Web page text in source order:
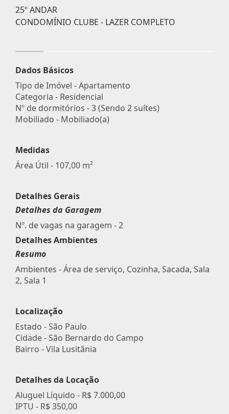
25º ANDAR
CONDOMÍNIO CLUBE - LAZER COMPLETO
Dados Básicos
Tipo de Imóvel - Apartamento
Categoria - Residencial
Nº de dormitórios - 3 (Sendo 2 suítes)
Mobiliado - Mobiliado(a)
Medidas
Área Útil - 107,00 m²
Detalhes Gerais
Detalhes da Garagem
Nº. de vagas na garagem - 2
Detalhes Ambientes
Resumo
Ambientes - Área de serviço, Cozinha, Sacada, Sala
2, Sala 1
Localização
Estado -São Paulo
Cidade -São Bernardo do Campo
Bairro -Vila Lusitânia
Detalhes da Locação
Aluguel Líquido - R$ 7.000,00
IPTU - R$ 350,00